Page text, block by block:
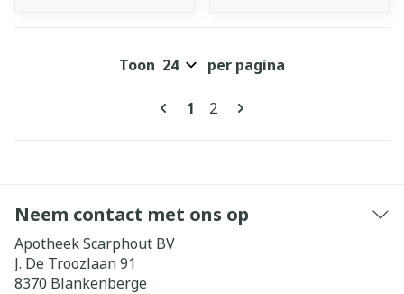
Pagina's
U lees momenteel pagina
1 Pagina
2
Toon per pagina
Neem contact met ons op
Apotheek Scarphout BV
J. De Troozlaan 91
8370 Blankenberge